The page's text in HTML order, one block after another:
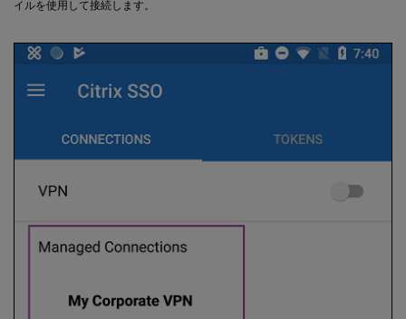
イルを使用して接続します。